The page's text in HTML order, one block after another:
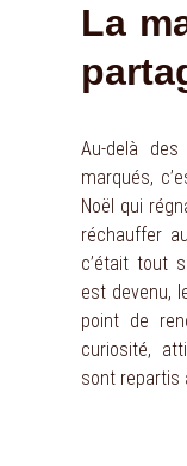
La
Au-delà
marqués,
Noël qui
réchauffer
c’était tout
est devenu,
point de
curiosité,
sont repartis